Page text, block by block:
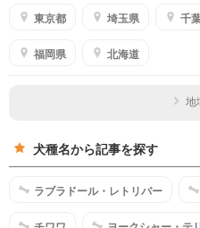
東京都 埼玉県 千
福岡県 北海道
地
犬種名から記事を探す
ラブラドール・レトリバー